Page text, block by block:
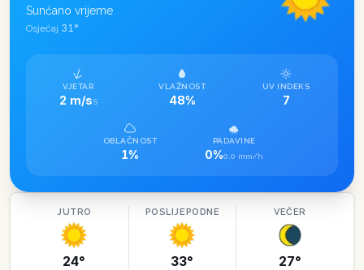
Sunčano vrijeme
Osjećaj 31°
VJETAR
2 m/sS
VLAŽNOST
48%
UV INDEKS
7
OBLAČNOST
1%
PADAVINE
0%0.0 mm/h
JUTRO
24°
POSLIJEPODNE
33°
VEČER
27°